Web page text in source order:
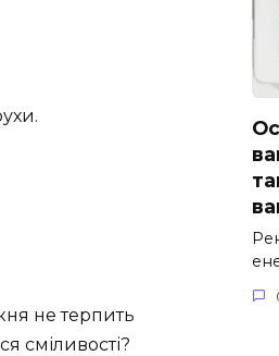
не терпить
сміливості?